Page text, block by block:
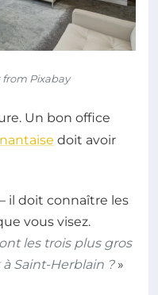
Pixabay
Un bon office
doit avoir
– il doit connaître les
vous visez.
les trois plus gros
Saint-Herblain ?»